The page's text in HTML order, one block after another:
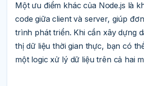
Một ưu điểm khác của Node.js là
code giữa client và server, giúp
trình phát triển. Khi cần xây dựng
thị dữ liệu thời gian thực, bạn có
một logic xử lý dữ liệu trên cả hai